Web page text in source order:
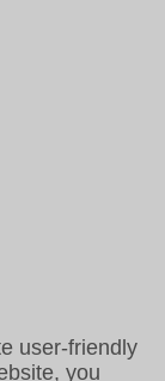
user-friendly
you